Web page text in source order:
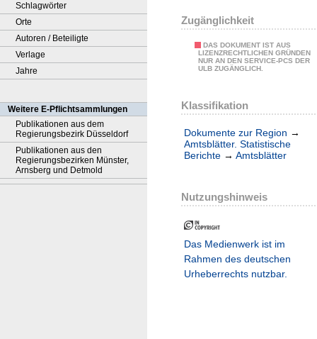
Schlagwörter
Orte
Autoren / Beteiligte
Verlage
Jahre
Weitere E-Pflichtsammlungen
Publikationen aus dem
Regierungsbezirk Düsseldorf
Publikationen aus den
Regierungsbezirken Münster,
Arnsberg und Detmold
Zugänglichkeit
DAS DOKUMENT IST AUS
LIZENZRECHTLICHEN GRÜNDEN
NUR AN DEN SERVICE-PCS DER
ULB ZUGÄNGLICH.
Klassifikation
Dokumente zur Region →
Amtsblätter. Statistische
Berichte → Amtsblätter
Nutzungshinweis
Das Medienwerk ist im
Rahmen des deutschen
Urheberrechts nutzbar.